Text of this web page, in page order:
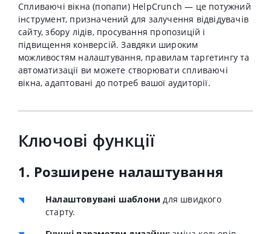
Спливаючі вікна (попапи) HelpCrunch — це потужний
інструмент, призначений для залучення відвідувачів
сайту, збору лідів, просування пропозицій і
підвищення конверсій. Завдяки широким
можливостям налаштування, правилам таргетингу та
автоматизації ви можете створювати спливаючі
вікна, адаптовані до потреб вашої аудиторії.
Ключові функції
1. Розширене налаштування
Налаштовувані шаблони для швидкого
старту.